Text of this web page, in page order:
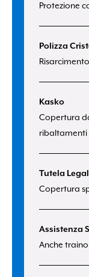
Protezione
Polizza
Kasko
Copertura
ribaltamenti
Tutela
Copertura
Assistenza
Anche